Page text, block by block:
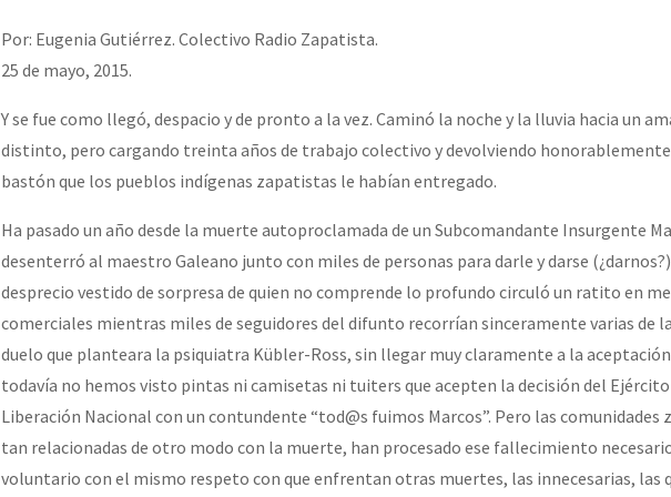
Dia 1: Encontro “Guerra contra a Humanidade”
[CDMX – 20 julio] Jornadas globales por la libertad de Jesús Plácido Galindo y el alto a la
“Sonhando a Terra do Bem Virá” se publica no Estado Espanhol
Se o México sabe, que o mundo saiba! Nossas lutas pela memória, a justiça e a dignidade
Por: Eugenia Gutiérrez. Colectivo Radio Zapatista.
25 de mayo, 2015.
Y se fue como llegó, despacio y de pronto a la vez. Caminó la noche y la lluvia hacia un
distinto, pero cargando treinta años de trabajo colectivo y devolviendo
bastón que los pueblos indígenas zapatistas le habían entregado.
Ha pasado un año desde la muerte autoproclamada de un Subcomandante Insurgente
desenterró al maestro Galeano junto con miles de personas para darle y darse (¿darnos?)
desprecio vestido de sorpresa de quien no comprende lo profundo circuló un ratito en
comerciales mientras miles de seguidores del difunto recorrían sinceramente varias de
duelo que planteara la psiquiatra Kübler-Ross, sin llegar muy claramente a la
todavía no hemos visto pintas ni camisetas ni tuiters que acepten la decisión del
Liberación Nacional con un contundente “tod@s fuimos Marcos”. Pero las comunidades
tan relacionadas de otro modo con la muerte, han procesado ese fallecimiento
voluntario con el mismo respeto con que enfrentan otras muertes, las innecesarias, las